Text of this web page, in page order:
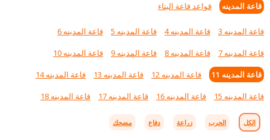
قاعة المدينه قواعد قاعة البناء
قاعة المدينه 3 قاعة المدينه 4 قاعة المدينه 5
قاعة المدينه 6
قاعة المدينه 7
قاعة المدينه 8 قاعة المدينه 9
قاعة المدينه 10
قاعة المدينه 11
قاعة المدينه 12 قاعة المدينه 13
قاعة المدينه 14
قاعة المدينه 15
قاعة المدينه 16 قاعة المدينه 17 قاعة المدينه 18
الكل الحرب زراعة دفاع مضحك